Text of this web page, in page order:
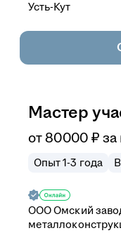
Усть-Кут
Мастер
от80 000 ₽ за
Опыт 1-3 года
ООООмский